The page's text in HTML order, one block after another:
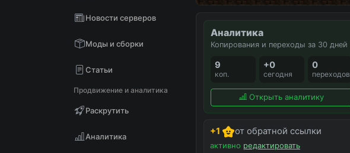
Новости серверов
Моды и сборки
Статьи
Продвижение и аналитика
Раскрутить
Аналитика
Аналитика
Копирования и переходы за 30 дней
9
коп.
+0
сегодня
0
переходов
Открыть аналитику
+1 от обратной ссылки
активно редактировать